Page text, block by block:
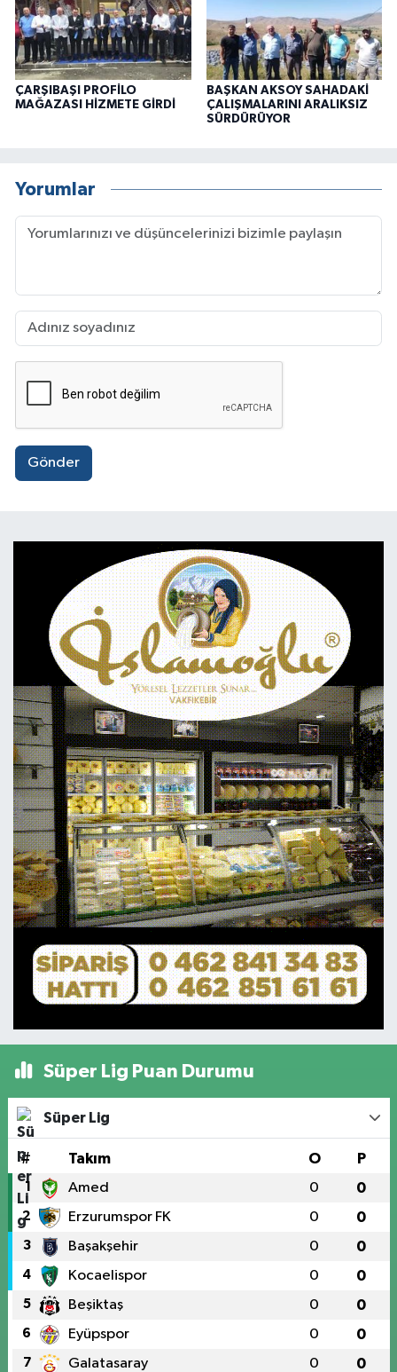
ÇARŞIBAŞI PROFİLO
MAĞAZASI HİZMETE GİRDİ
BAŞKAN AKSOY SAHADAKİ
ÇALIŞMALARINI ARALIKSIZ
SÜRDÜRÜYOR
Yorumlar
Gönder
Süper Lig Puan Durumu
Süper Lig
# Takım O P
1 Amed 0 0
2 Erzurumspor FK 0 0
3 Başakşehir 0 0
4 Kocaelispor 0 0
5 Beşiktaş 0 0
6 Eyüpspor 0 0
7 Galatasaray 0 0